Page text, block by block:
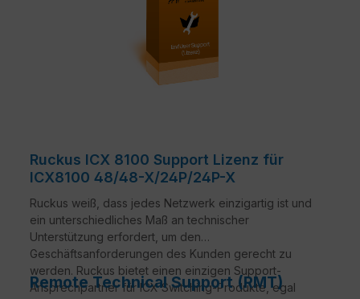
Ruckus ICX 8100 Support Lizenz für
ICX8100 48/48-X/24P/24P-X
Ruckus weiß, dass jedes Netzwerk einzigartig ist und
ein unterschiedliches Maß an technischer
Unterstützung erfordert, um den
Geschäftsanforderungen des Kunden gerecht zu
werden. Ruckus bietet einen einzigen Support-
Ansprechpartner für ICX Switching-Produkte, egal
Remote Technical Support (RMT)